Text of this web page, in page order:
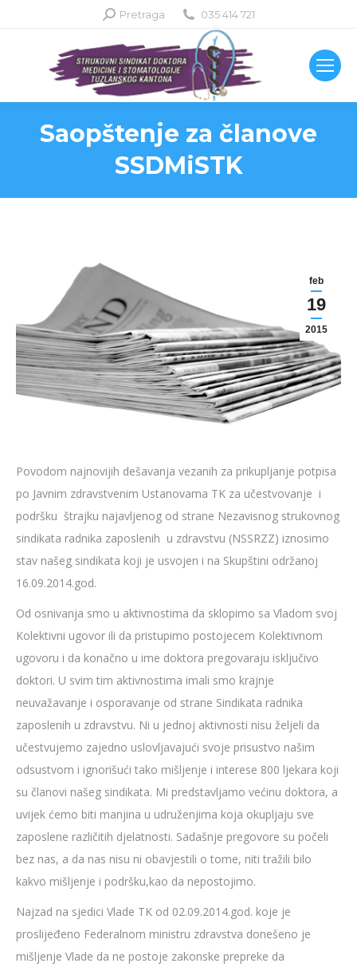
Search:
Pretraga 035 414 721
Saopštenje za članove
SSDMiSTK
feb
19
2015
Povodom najnovijih dešavanja vezanih za prikupljanje potpisa
po Javnim zdravstvenim Ustanovama TK za učestvovanje i
podršku štrajku najavljenog od strane Nezavisnog strukovnog
sindikata radnika zaposlenih u zdravstvu (NSSRZZ) iznosimo
stav našeg sindikata koji je usvojen i na Skupštini održanoj
16.09.2014.god.
Od osnivanja smo u aktivnostima da sklopimo sa Vladom svoj
Kolektivni ugovor ili da pristupimo postojecem Kolektivnom
ugovoru i da konačno u ime doktora pregovaraju isključivo
doktori. U svim tim aktivnostima imali smo krajnje
neuvažavanje i osporavanje od strane Sindikata radnika
zaposlenih u zdravstvu. Ni u jednoj aktivnosti nisu željeli da
učestvujemo zajedno uslovljavajući svoje prisustvo našim
odsustvom i ignorišući tako mišljenje i interese 800 ljekara koji
su članovi našeg sindikata. Mi predstavljamo većinu doktora, a
uvijek ćemo biti manjina u udruženjima koja okupljaju sve
zaposlene različitih djelatnosti. Sadašnje pregovore su počeli
bez nas, a da nas nisu ni obavjestili o tome, niti tražili bilo
kakvo mišljenje i podršku,kao da nepostojimo.
Najzad na sjedici Vlade TK od 02.09.2014.god. koje je
proslijeđeno Federalnom ministru zdravstva donešeno je
mišljenje Vlade da ne postoje zakonske prepreke da